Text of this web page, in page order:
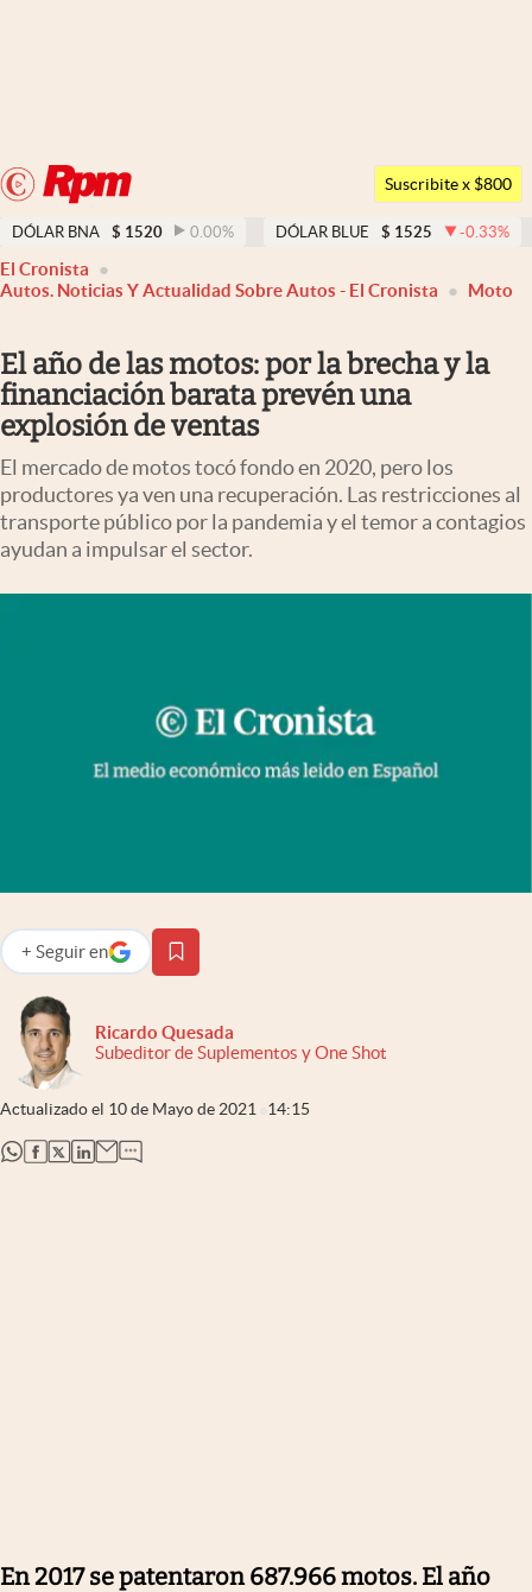
Argentina
USA
Uruguay
Members
Economía y Política
Finanzas y Mercados
Negocios
Columnistas
Apertura
Infotechnology
Clase
Eventos Corporativos
El Cronista Studio
Suscribite x $800
DÓLAR BNA $ 1520 0.00% DÓLAR BLUE $ 1525 -0.33%
El Cronista
Autos. Noticias Y Actualidad Sobre Autos - El Cronista
Moto
El año de las motos: por la brecha y la
financiación barata prevén una
explosión de ventas
El mercado de motos tocó fondo en 2020, pero los
productores ya ven una recuperación. Las restricciones al
transporte público por la pandemia y el temor a contagios
ayudan a impulsar el sector.
Ricardo Quesada
Subeditor de Suplementos y One Shot
Actualizado el 10 de Mayo de 2021 14:15
+ Seguir en
abre en nueva pestaña
abre en nueva pestaña
abre en nueva pestaña
abre en nueva pestaña
abre en nueva pestaña
En 2017 se patentaron 687.966 motos. El año